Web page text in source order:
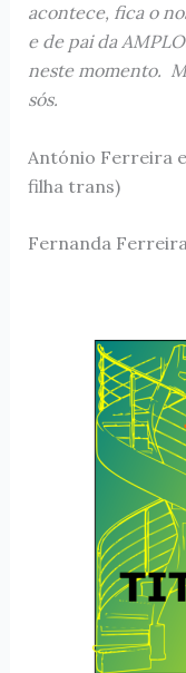
acontece, fica o
e de pai da
neste momento.
sós.
António Ferreira
filha trans)
Fernanda